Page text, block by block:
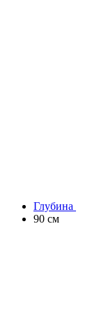
Глубина
90 см